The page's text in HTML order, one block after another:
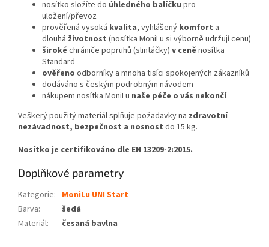
nosítko složíte do úhledného balíčku pro
uložení/převoz
prověřená vysoká kvalita, vyhlášený komfort a
dlouhá životnost (nosítka MoniLu si výborně udržují cenu)
široké chrániče popruhů (slintáčky) v ceně nosítka
Standard
ověřeno odborníky a mnoha tisíci spokojených zákazníků
dodáváno s českým podrobným návodem
nákupem nosítka MoniLu naše péče o vás nekončí
Veškerý použitý materiál splňuje požadavky na zdravotní
nezávadnost, bezpečnost a nosnost do 15 kg.
Nosítko je certifikováno dle EN 13209-2:2015.
Doplňkové parametry
Kategorie: MoniLu UNI Start
Barva:
šedá
Materiál: česaná bavlna